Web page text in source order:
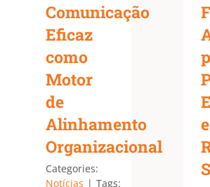
Comunicação
Eficaz
como
Motor
de
Alinhamento
Organizacional
Categories:
Notícias | Tags:
e